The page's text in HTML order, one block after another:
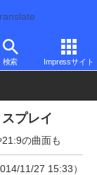
検索 Impressサイト
プレイ
の曲面も
11/27 15:33）